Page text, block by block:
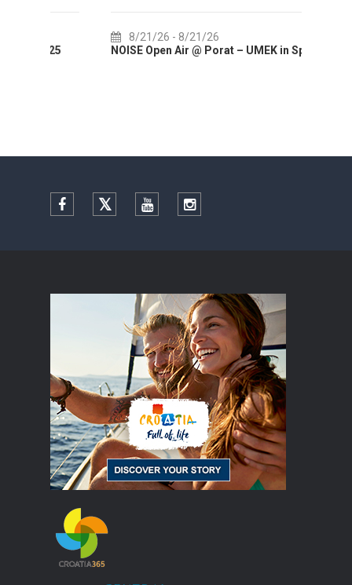
8/21/26
- 8/21/26
NOISE Open Air @ Porat – UMEK in Split
Facebook TwitterYouTubeInstagram